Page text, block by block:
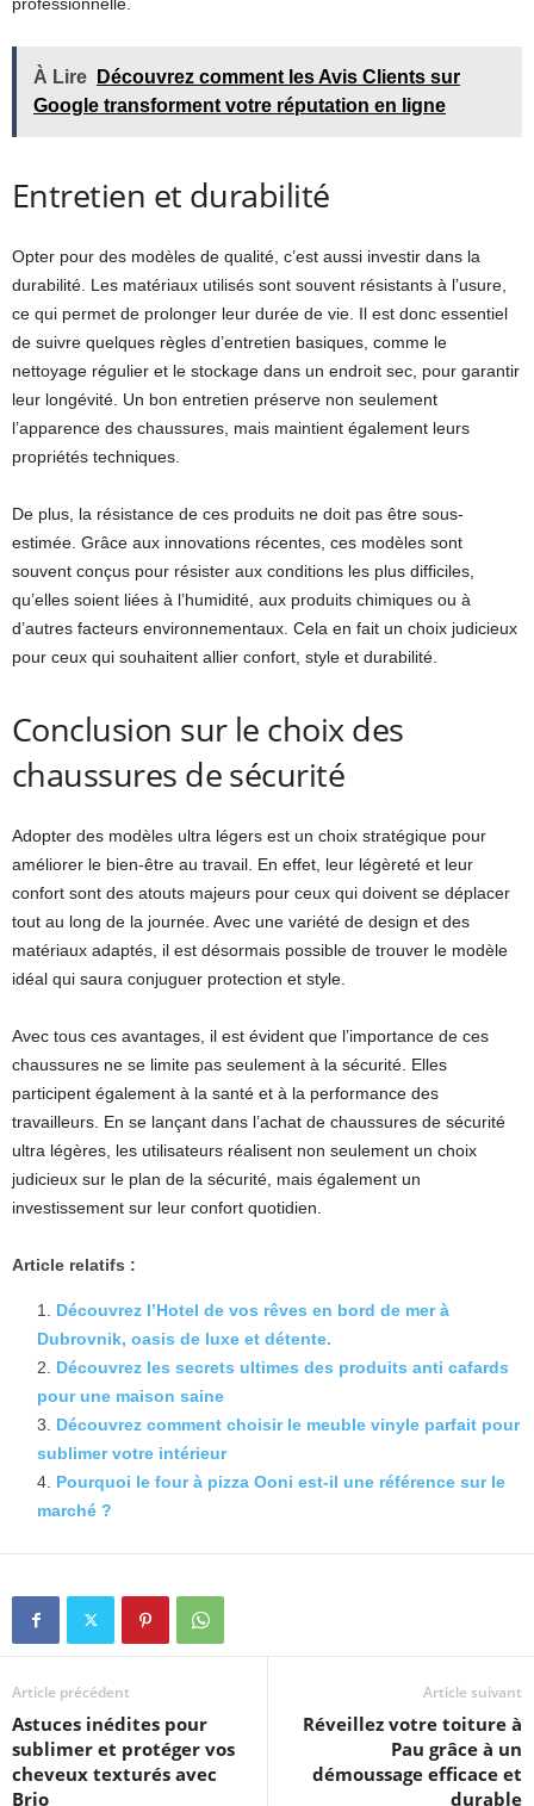
À Lire
Découvrez comment les Avis Clients sur
Google transforment votre réputation en ligne
Entretien et durabilité
Opter pour des modèles de qualité, c’est aussi investir dans la
durabilité. Les matériaux utilisés sont souvent résistants à l’usure,
ce qui permet de prolonger leur durée de vie. Il est donc essentiel
de suivre quelques règles d’entretien basiques, comme le
nettoyage régulier et le stockage dans un endroit sec, pour garantir
leur longévité. Un bon entretien préserve non seulement
l’apparence des chaussures, mais maintient également leurs
propriétés techniques.
De plus, la résistance de ces produits ne doit pas être sous-
estimée. Grâce aux innovations récentes, ces modèles sont
souvent conçus pour résister aux conditions les plus difficiles,
qu’elles soient liées à l’humidité, aux produits chimiques ou à
d’autres facteurs environnementaux. Cela en fait un choix judicieux
pour ceux qui souhaitent allier confort, style et durabilité.
Conclusion sur le choix des
chaussures de sécurité
Adopter des modèles ultra légers est un choix stratégique pour
améliorer le bien-être au travail. En effet, leur légèreté et leur
confort sont des atouts majeurs pour ceux qui doivent se déplacer
tout au long de la journée. Avec une variété de design et des
matériaux adaptés, il est désormais possible de trouver le modèle
idéal qui saura conjuguer protection et style.
Avec tous ces avantages, il est évident que l’importance de ces
chaussures ne se limite pas seulement à la sécurité. Elles
participent également à la santé et à la performance des
travailleurs. En se lançant dans l’achat de chaussures de sécurité
ultra légères, les utilisateurs réalisent non seulement un choix
judicieux sur le plan de la sécurité, mais également un
investissement sur leur confort quotidien.
Article relatifs :
Découvrez l’Hotel de vos rêves en bord de mer à
Dubrovnik, oasis de luxe et détente.
Découvrez les secrets ultimes des produits anti cafards
pour une maison saine
Découvrez comment choisir le meuble vinyle parfait pour
sublimer votre intérieur
Pourquoi le four à pizza Ooni est-il une référence sur le
marché ?
Article précédent
Astuces inédites pour
sublimer et protéger vos
cheveux texturés avec
Brio
Article suivant
Réveillez votre toiture à
Pau grâce à un
démoussage efficace et
durable